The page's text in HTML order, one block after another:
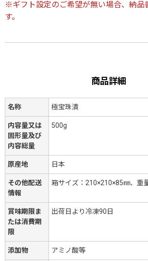
※ギフト設定のご希望が無い場合、納品
す。
商品詳細
名称 極宝珠漬
内容量又は
固形量及び
内容総量
500g
原産地 日本
その他配送
情報
箱サイズ：210×210×85㎜、重
賞味期限ま
たは消費期
限
出荷日より冷凍90日
添加物 アミノ酸等